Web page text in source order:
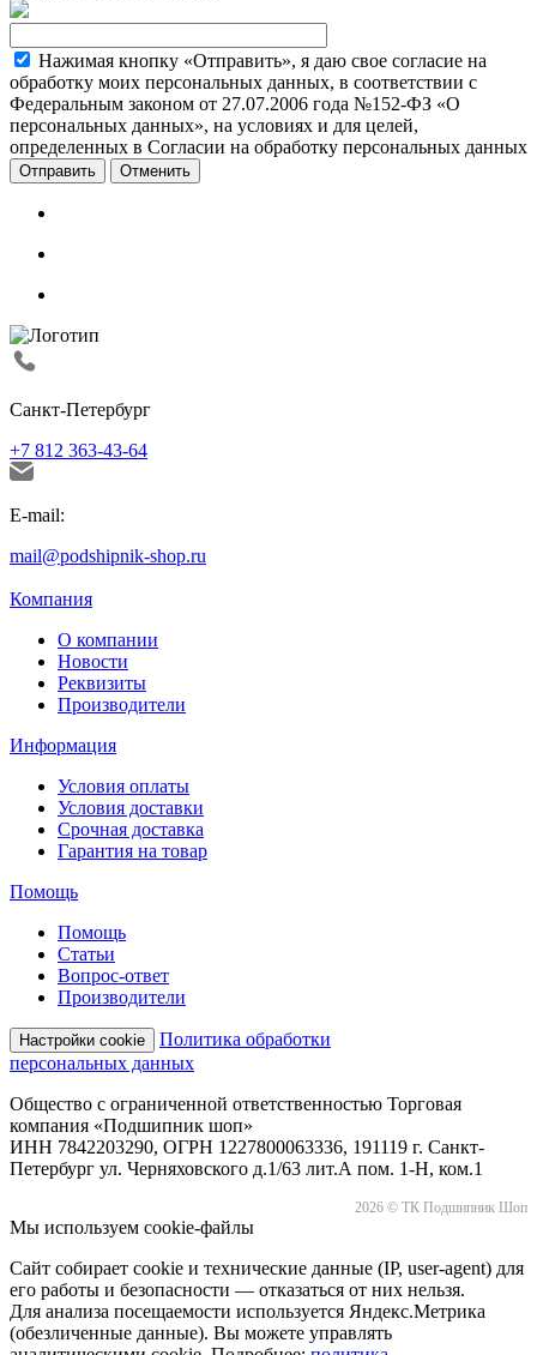
Нажимая кнопку «Отправить», я даю свое согласие на
обработку моих персональных данных, в соответствии с
Федеральным законом от 27.07.2006 года №152-ФЗ «О
персональных данных», на условиях и для целей,
определенных в Согласии на обработку персональных данных
Отменить
Санкт-Петербург
+7 812 363-43-64
E-mail:
mail@podshipnik-shop.ru
Компания
О компании
Новости
Реквизиты
Производители
Информация
Условия оплаты
Условия доставки
Срочная доставка
Гарантия на товар
Помощь
Помощь
Статьи
Вопрос-ответ
Производители
Настройки cookie
Политика обработки
персональных данных
Общество с ограниченной ответственностью Торговая
компания «Подшипник шоп»
ИНН 7842203290, ОГРН 1227800063336, 191119 г. Санкт-
Петербург ул. Черняховского д.1/63 лит.А пом. 1-Н, ком.1
2026 © ТК Подшипник Шоп
Мы используем cookie-файлы
Сайт собирает cookie и технические данные (IP, user-agent) для
его работы и безопасности — отказаться от них нельзя.
Для анализа посещаемости используется Яндекс.Метрика
(обезличенные данные). Вы можете управлять